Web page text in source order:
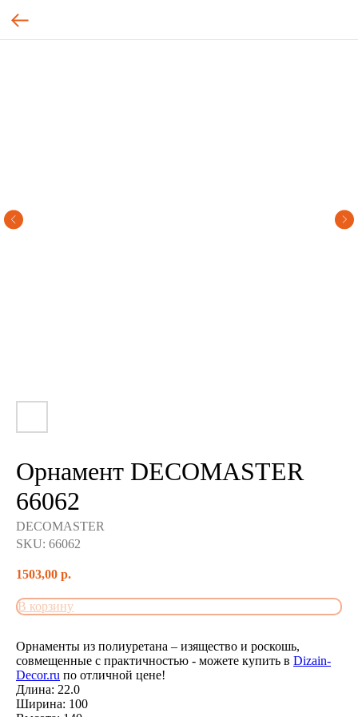
Орнамент DECOMASTER
66062
DECOMASTER
SKU: 66062
1503,00 р.
В корзину
Орнаменты из полиуретана – изящество и роскошь,
совмещенные с практичностью - можете купить в Dizain-
Decor.ru по отличной цене!
Длина: 22.0
Ширина: 100